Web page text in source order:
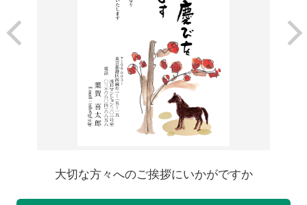
大切な方々へのご挨拶にいかがですか